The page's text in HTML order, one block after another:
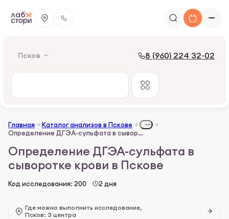
Псков 8 (960) 224 32-02
Главная
Каталог анализов в Пскове
Определение ДГЭА-сульфата в сыворотке крови
Определение ДГЭА-сульфата в
сыворотке крови в Пскове
Код исследования: 200 2 дня
Где можно выполнить исследование,
Псков: 3 центра